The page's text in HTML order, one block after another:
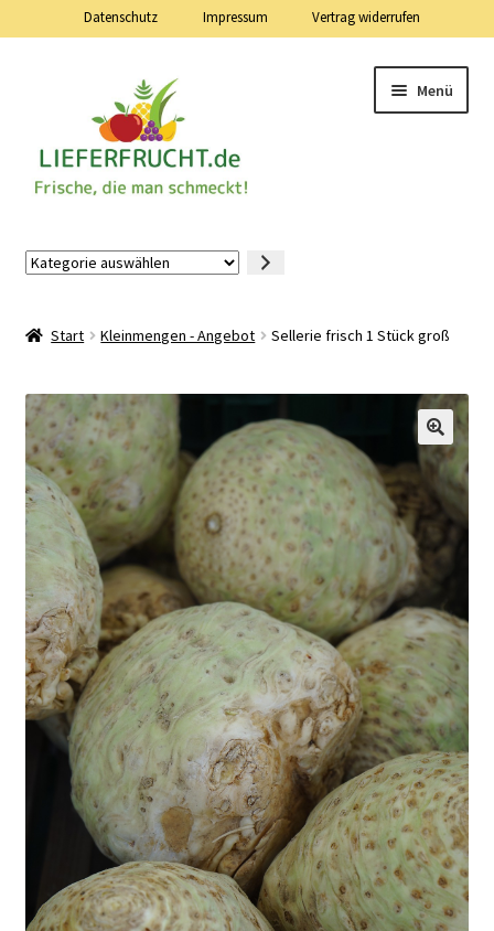
Datenschutz Impressum Vertrag widerrufen
Menü
Kasse
Vertrag widerrufen
Kategorie
Start Kleinmengen - Angebot Sellerie frisch 1 Stück groß